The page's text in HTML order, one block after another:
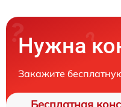
Нужна
Закажите